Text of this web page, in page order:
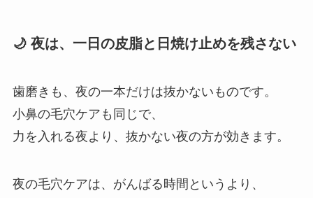
🌙 夜は、一日の皮脂と日焼け止めを残さない
歯磨きも、夜の一本だけは抜かないものです。
小鼻の毛穴ケアも同じで、
力を入れる夜より、抜かない夜の方が効きます。
夜の毛穴ケアは、がんばる時間というより、